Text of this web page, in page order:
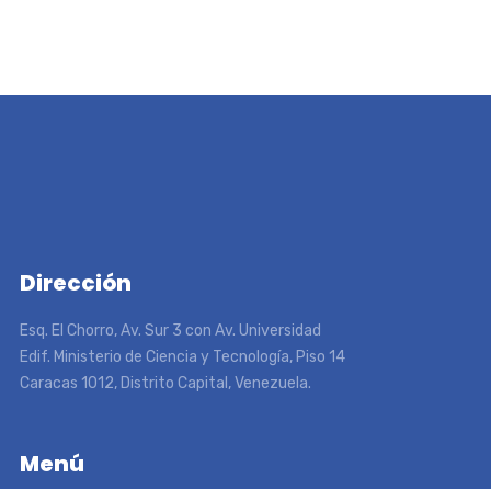
Dirección
Esq. El Chorro, Av. Sur 3 con Av. Universidad
Edif. Ministerio de Ciencia y Tecnología, Piso 14
Caracas 1012, Distrito Capital, Venezuela.
Menú